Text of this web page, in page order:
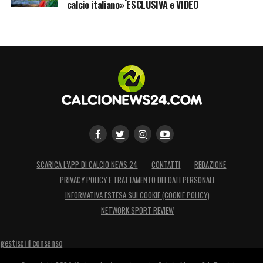
IN AUTO: Per raggiungere lo Stadio bisognerà
stadio.
calcio italiano» ESCLUSIVA e VIDEO
SCARICA L’APP DI CALCIO NEWS 24 CONTATTI
REDAZIONE
PRIVACY POLICY E TRATTAMENTO DEI DATI PERSONALI
INFORMATIVA ESTESA SUI COOKIE (COOKIE POLICY)
NETWORK SPORT REVIEW
gestisci il consenso